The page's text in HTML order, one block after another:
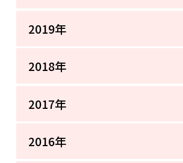
2019年
2018年
2017年
2016年